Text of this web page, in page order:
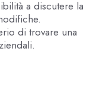
a discutere la
di trovare una